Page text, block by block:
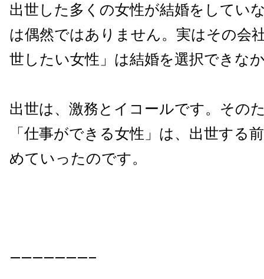
出世した多くの女性が結婚をしてい
は偶然ではありません。 実はその会
世したい女性」は結婚を選択できな
出世は、激務とイコールです。 その
「仕事ができる女性」は、出世する
めていったのです。
———————–